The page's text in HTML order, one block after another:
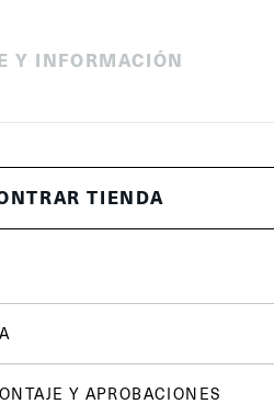
Y INFORMACIÓN
TIENDA
Y APROBACIONES